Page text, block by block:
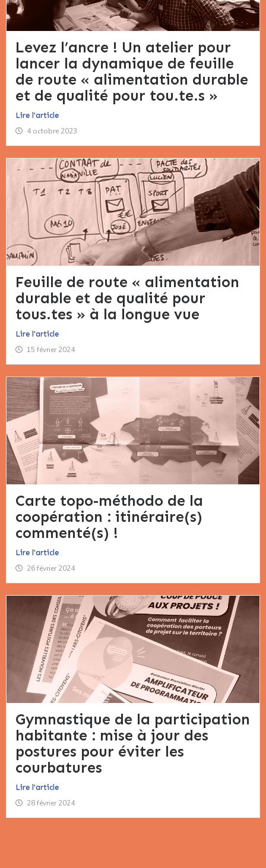
Levez l’ancre ! Un atelier pour
lancer la dynamique de feuille
de route « alimentation durable
et de qualité pour tou.te.s »
Lire l'article
4 octobre 2023
Feuille de route « alimentation
durable et de qualité pour
tous.tes » à la longue vue​
Lire l'article
15 février 2024
Carte topo-méthodo de la
coopération : itinéraire(s)
commenté(s) !​
Lire l'article
26 février 2024
Gymnastique de la participation
habitante : mise à jour des
postures pour éviter les
courbatures​
Lire l'article
28 février 2024